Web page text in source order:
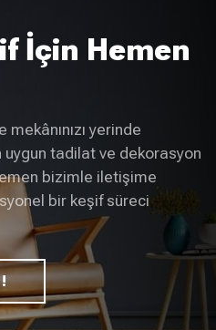
İçin Hemen
yerinde
uygun tadilat ve dekorasyon
bizimle iletişime
bir keşif süreci